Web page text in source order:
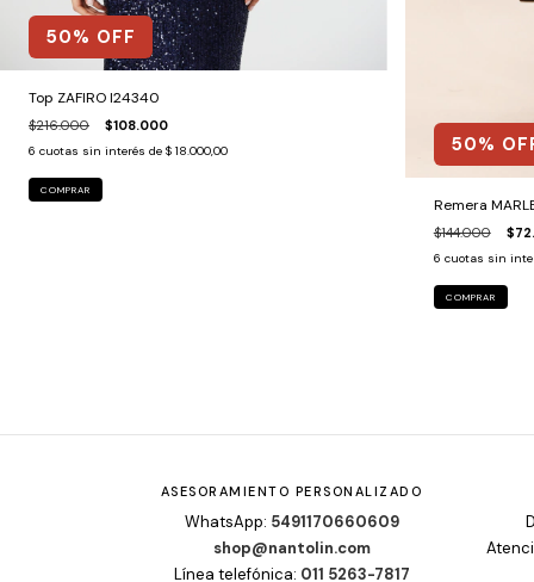
50% OFF
Top ZAFIRO I24340
$216.000 $108.000
6 cuotas sin interés de $ 18.000,00
COMPRAR
50%
Remera
$144.000
6 cuotas sin
COMPRAR
ASESORAMIENTO PERSONALIZADO
WhatsApp: 5491170660609
shop@nantolin.com
Línea telefónica: 011 5263-7817